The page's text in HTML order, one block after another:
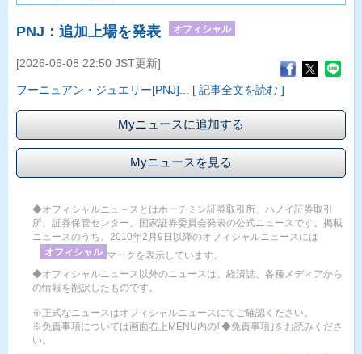
PNJ：追加上場を発表 オフィシャル
[2026-06-08 22:50 JST更新]
フーニュアン・ジュエリー[PNJ] [ 記事全文を読む ]
Myニュースに追加する
Myニュースを見る
◆オフィシャルニュ－スとはホーチミン証券取引所、ハノイ証券取引
所、証券保管センター、国家証券委員会発表の公式ニュースです。掲載
ニュースのうち、2010年2月9日以降のオフィシャルニュースには
オフィシャル マークを表示しています。
◆オフィシャルニュース以外のニュースは、経済誌、各種メディアから
の情報を翻訳したものです。
※正式なニュースはオフィシャルニュースにてご確認ください。
※免責事項については画面右上MENU内の｢◆免責事項｣をお読みくださ
い。